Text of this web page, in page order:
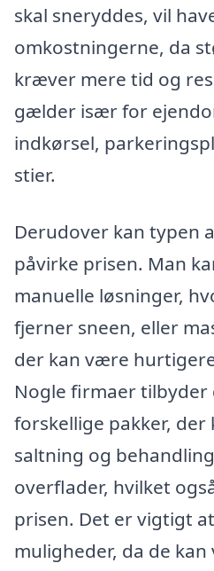
skal sneryddes, vil
omkostningerne, da
kræver mere tid og
gælder især for
indkørsel,
stier.
Derudover kan typen
påvirke prisen. Man
manuelle løsninger,
fjerner sneen, eller
der kan være
Nogle firmaer tilbyder
forskellige pakker, der
saltning og
overflader, hvilket
prisen. Det er vigtigt
muligheder, da de